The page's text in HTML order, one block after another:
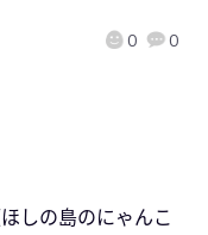
0 0
しの島のにゃんこ